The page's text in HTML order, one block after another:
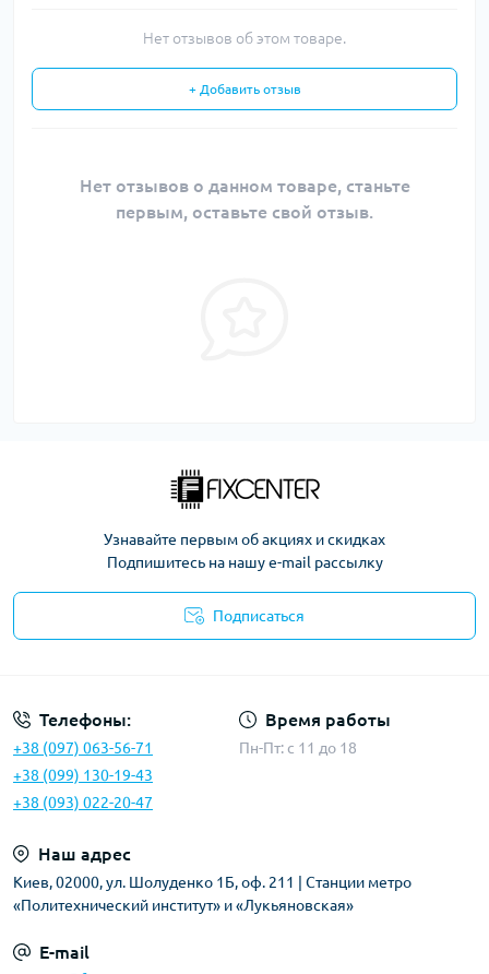
Нет отзывов об этом товаре.
+ Добавить отзыв
Нет отзывов о данном товаре, станьте
первым, оставьте свой отзыв.
Узнавайте первым об акциях и скидках
Подпишитесь на нашу e-mail рассылку
Подписаться
Телефоны:
+38 (097) 063-56-71
+38 (099) 130-19-43
+38 (093) 022-20-47
Время работы
Пн-Пт: c 11 до 18
Наш адрес
Киев, 02000, ул. Шолуденко 1Б, оф. 211 | Станции метро
«Политехнический институт» и «Лукьяновская»
E-mail